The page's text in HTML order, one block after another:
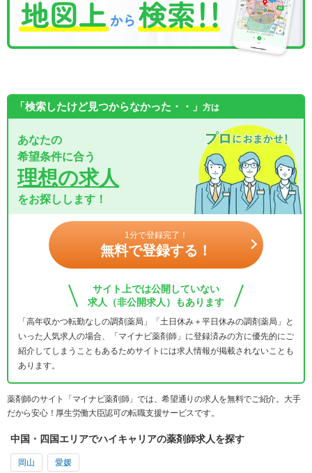
「検索したけど見つからなかった・・」 方は
あなたの
希望条件に合う
理想の求人
をお探しします！
1分で登録完了！
無料で登録する！
サイト上では公開していない
求人（非公開求人）もあります
「高年収かつ転勤なしの調剤薬局」「土日休み＋平日休みの調剤薬局」と
いった人気求人の場合、「マイナビ薬剤師」に登録済みの方に優先的にご
紹介してしまうこともあるためサイトには求人情報が掲載されないことも
あります。
薬剤師のサイト「マイナビ薬剤師」では、希望通りの求人を無料でご紹介。大手
だから安心！厚生労働大臣認可の転職支援サービスです。
中国・四国エリアでハイキャリアの薬剤師求人を探す
岡山 愛媛